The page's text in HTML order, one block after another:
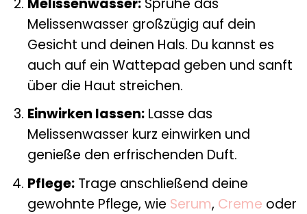
Melissenwasser großzügig auf dein
Gesicht und deinen Hals. Du kannst es
auch auf ein Wattepad geben und sanft
über die Haut streichen.
Einwirken lassen:Lasse das
Melissenwasser kurz einwirken und
genieße den erfrischenden Duft.
Pflege:Trage anschließend deine
gewohnte Pflege, wie Serum, Creme oder